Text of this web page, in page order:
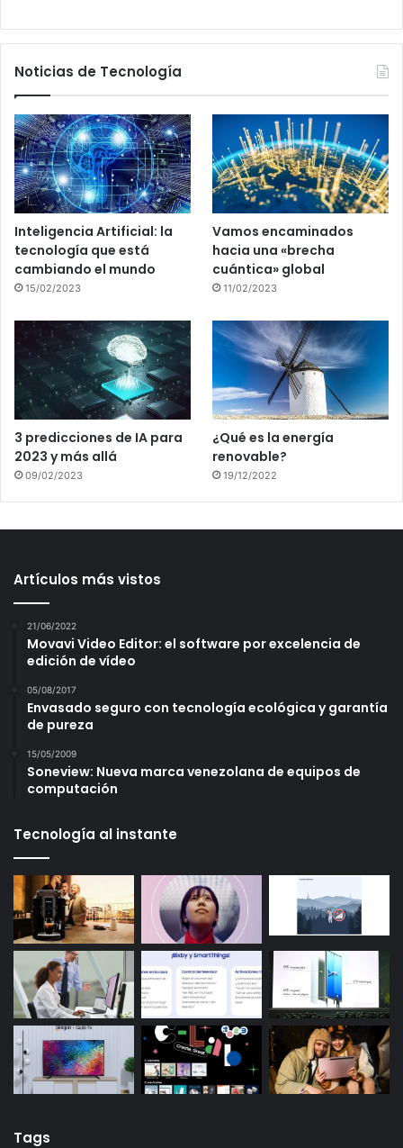
Noticias de Tecnología
Inteligencia Artificial: la
tecnología que está
cambiando el mundo
15/02/2023
Vamos encaminados
hacia una «brecha
cuántica» global
11/02/2023
3 predicciones de IA para
2023 y más allá
09/02/2023
¿Qué es la energía
renovable?
19/12/2022
Artículos más vistos
21/06/2022
Movavi Video Editor: el software por excelencia de
edición de vídeo
05/08/2017
Envasado seguro con tecnología ecológica y garantía
de pureza
15/05/2009
Soneview: Nueva marca venezolana de equipos de
computación
Tecnología al instante
Tags